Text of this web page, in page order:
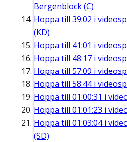
Bergenblock (C)
Hoppa till 39:02 i
(KD)
Hoppa till 41:01 i
Hoppa till 48:17 i
Hoppa till 57:09 i
Hoppa till 58:44i
Hoppa till 01:00:31 i
Hoppa till 01:01:23 i
Hoppa till 01:03:04i
(SD)